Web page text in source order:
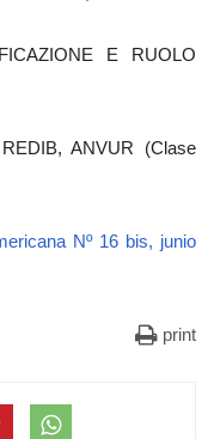
E RUOLO
ANVUR (Clase
Nº 16 bis, junio
print